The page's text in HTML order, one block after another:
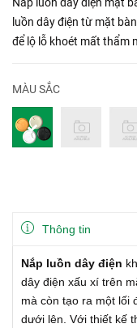
luồn dây điện từ mặt
để lộ lỗ khoét mất thẩm
MÀU SẮC
Thông tin
Nắp luồn dây điện
dây điện xấu xí trên
mà còn tạo ra một lối
dưới lên. Với thiết kế